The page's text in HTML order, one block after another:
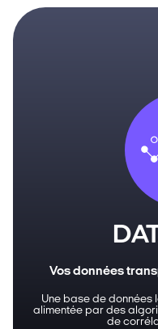
Vos données
Une base de données
alimentée par des
de